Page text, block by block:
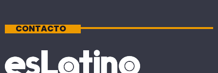
CONTACTO